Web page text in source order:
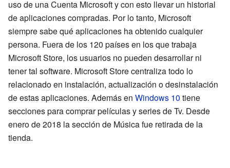
uso de una Cuenta Microsoft y con esto llevar un historial
de aplicaciones compradas. Por lo tanto, Microsoft
siempre sabe qué aplicaciones ha obtenido cualquier
persona. Fuera de los 120 países en los que trabaja
Microsoft Store, los usuarios no pueden desarrollar ni
tener tal software. Microsoft Store centraliza todo lo
relacionado en instalación, actualización o desinstalación
de estas aplicaciones. Además en Windows 10 tiene
secciones para comprar películas y series de Tv. Desde
enero de 2018 la sección de Música fue retirada de la
tienda.